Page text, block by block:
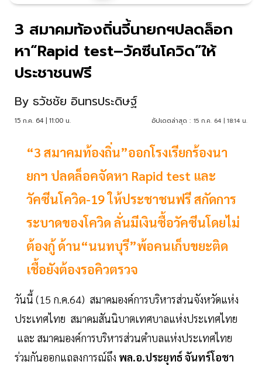
3 สมาคมท้องถิ่นจี้นายกฯปลดล็อก
หา“Rapid test–วัคซีนโควิด”ให้
ประชาชนฟรี
By ธวัชชัย อินทรประดิษฐ์
15 ก.ค. 64 | 11:00 น. อัปเดตล่าสุด : 15 ก.ค. 64 | 18:14 น.
“3 สมาคมท้องถิ่น”ออกโรงเรียกร้องนา
ยกฯ ปลดล็อคจัดหา Rapid test และ
วัคซีนโควิด-19 ให้ประชาชนฟรี สกัดการ
ระบาดของโควิด ลั่นมีเงินซื้อวัคซีนโดยไม่
ต้องกู้ ด้าน“นนทบุรี”พ้อคนเก็บขยะติด
เชื้อยังต้องรอคิวตรวจ
วันนี้ (15 ก.ค.64) สมาคมองค์การบริหารส่วนจังหวัดแห่ง
ประเทศไทย สมาคมสันนิบาตเทศบาลแห่งประเทศไทย
และ สมาคมองค์การบริหารส่วนตำบลแห่งประเทศไทย
ร่วมกันออกแถลงการณ์ถึง พล.อ.ประยุทธ์ จันทร์โอชา